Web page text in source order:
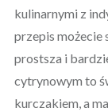
kulinarnymi z
przepis możecie
prostsza i
cytrynowym to
kurczakiem, a